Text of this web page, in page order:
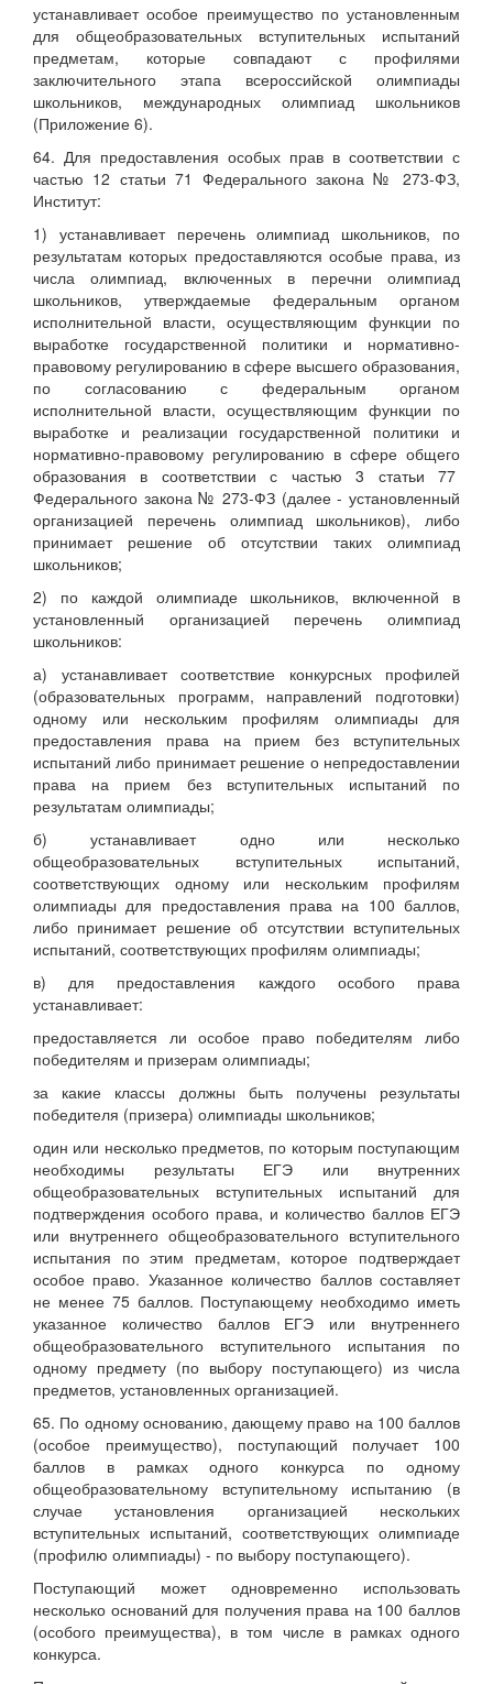
устанавливает особое преимущество по установленным
для общеобразовательных вступительных испытаний
предметам, которые совпадают с профилями
заключительного этапа всероссийской олимпиады
школьников, международных олимпиад школьников
(Приложение 6).
64. Для предоставления особых прав в соответствии с
частью 12 статьи 71 Федерального закона № 273-ФЗ,
Институт:
1) устанавливает перечень олимпиад школьников, по
результатам которых предоставляются особые права, из
числа олимпиад, включенных в перечни олимпиад
школьников, утверждаемые федеральным органом
исполнительной власти, осуществляющим функции по
выработке государственной политики и нормативно-
правовому регулированию в сфере высшего образования,
по согласованию с федеральным органом
исполнительной власти, осуществляющим функции по
выработке и реализации государственной политики и
нормативно-правовому регулированию в сфере общего
образования в соответствии с частью 3 статьи 77
Федерального закона № 273-ФЗ (далее - установленный
организацией перечень олимпиад школьников), либо
принимает решение об отсутствии таких олимпиад
школьников;
2) по каждой олимпиаде школьников, включенной в
установленный организацией перечень олимпиад
школьников:
а) устанавливает соответствие конкурсных профилей
(образовательных программ, направлений подготовки)
одному или нескольким профилям олимпиады для
предоставления права на прием без вступительных
испытаний либо принимает решение о непредоставлении
права на прием без вступительных испытаний по
результатам олимпиады;
б) устанавливает одно или несколько
общеобразовательных вступительных испытаний,
соответствующих одному или нескольким профилям
олимпиады для предоставления права на 100 баллов,
либо принимает решение об отсутствии вступительных
испытаний, соответствующих профилям олимпиады;
в) для предоставления каждого особого права
устанавливает:
предоставляется ли особое право победителям либо
победителям и призерам олимпиады;
за какие классы должны быть получены результаты
победителя (призера) олимпиады школьников;
один или несколько предметов, по которым поступающим
необходимы результаты ЕГЭ или внутренних
общеобразовательных вступительных испытаний для
подтверждения особого права, и количество баллов ЕГЭ
или внутреннего общеобразовательного вступительного
испытания по этим предметам, которое подтверждает
особое право. Указанное количество баллов составляет
не менее 75 баллов. Поступающему необходимо иметь
указанное количество баллов ЕГЭ или внутреннего
общеобразовательного вступительного испытания по
одному предмету (по выбору поступающего) из числа
предметов, установленных организацией.
65. По одному основанию, дающему право на 100 баллов
(особое преимущество), поступающий получает 100
баллов в рамках одного конкурса по одному
общеобразовательному вступительному испытанию (в
случае установления организацией нескольких
вступительных испытаний, соответствующих олимпиаде
(профилю олимпиады) - по выбору поступающего).
Поступающий может одновременно использовать
несколько оснований для получения права на 100 баллов
(особого преимущества), в том числе в рамках одного
конкурса.